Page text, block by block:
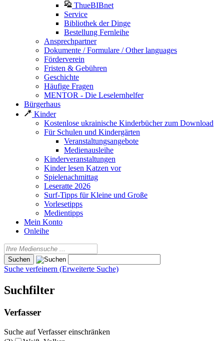
ThueBIBnet
Service
Bibliothek der Dinge
Bestellung Fernleihe
Ansprechpartner
Dokumente / Formulare / Other languages
Förderverein
Fristen & Gebühren
Geschichte
Häufige Fragen
MENTOR - Die Leselernhelfer
Bürgerhaus
Kinder
Kostenlose ukrainische Kinderbücher zum Download
Für Schulen und Kindergärten
Veranstaltungsangebote
Medienausleihe
Kinderveranstaltungen
Kinder lesen Katzen vor
Spielenachmittag
Leseratte 2026
Surf-Tipps für Kleine und Große
Vorlesetipps
Medientipps
Mein Konto
Onleihe
Suche verfeinern (Erweiterte Suche)
Suchfilter
Verfasser
Suche auf Verfasser einschränken